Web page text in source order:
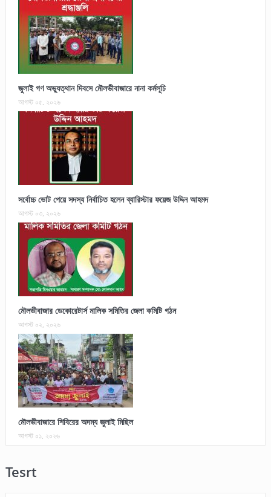
জুলাই গণ অভ্যুত্থান দিবসে মৌলভীবাজারে নানা কর্মসূচি
আগস্ট ০৫, ২০২৬
সর্বোচ্চ ভোট পেয়ে সদস্য নির্বাচিত হলেন ব্যারিস্টার ফয়েজ উদ্দিন আহমদ
আগস্ট ০৩, ২০২৬
মৌলভীবাজার ডেকোরেটার্স মালিক সমিতির জেলা কমিটি গঠন
আগস্ট ০২, ২০২৬
মৌলভীবাজারে শিবিরের অদম্য জুলাই মিছিল
আগস্ট ০১, ২০২৬
Tesrt